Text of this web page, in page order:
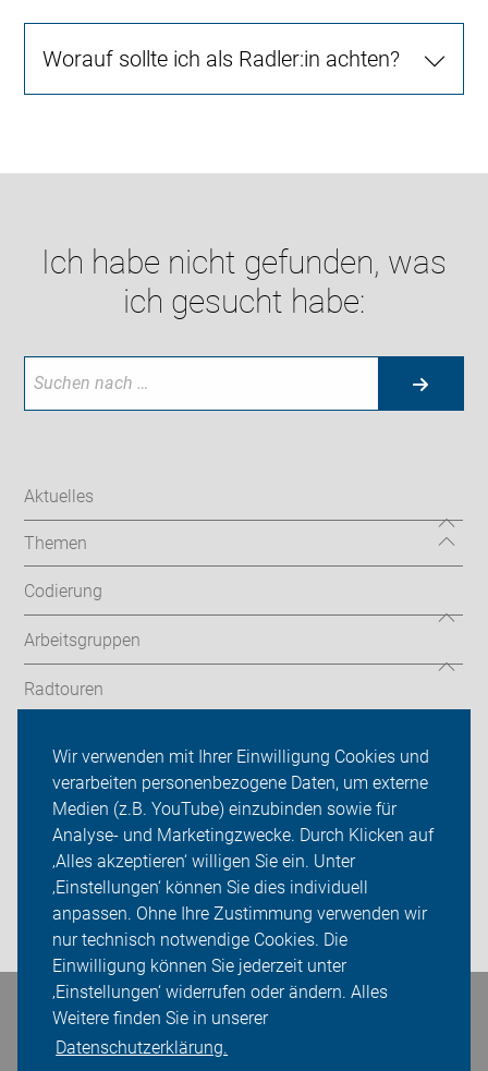
Wir verwenden mit Ihrer Einwilligung Cookies und
verarbeiten personenbezogene Daten, um externe
Medien (z.B. YouTube) einzubinden sowie für
Analyse- und Marketingzwecke. Durch Klicken auf
‚Alles akzeptieren‘ willigen Sie ein. Unter
‚Einstellungen‘ können Sie dies individuell
anpassen. Ohne Ihre Zustimmung verwenden wir
nur technisch notwendige Cookies. Die
Einwilligung können Sie jederzeit unter
‚Einstellungen‘ widerrufen oder ändern. Alles
Weitere finden Sie in unserer
Datenschutzerklärung.
Worauf sollte ich als Radler:in achten?
Ich habe nicht gefunden, was
ich gesucht habe:
Aktuelles
Themen
Codierung
Arbeitsgruppen
Radtouren
Kalender
Sei dabei
Presse
Login
Bleiben Sie in Kontakt